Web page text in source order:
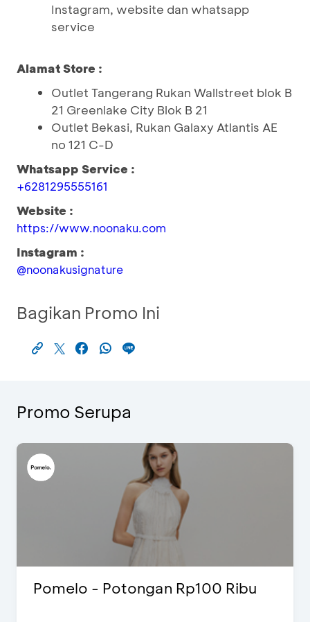
Instagram, website dan whatsapp
service
Alamat Store :
Outlet Tangerang Rukan Wallstreet blok B
21 Greenlake City Blok B 21
Outlet Bekasi, Rukan Galaxy Atlantis AE
no 121 C-D
Whatsapp Service :
+6281295555161
Website :
https://www.noonaku.com
Instagram :
@noonakusignature
Bagikan Promo Ini
Promo Serupa
Pomelo - Potongan Rp100 Ribu